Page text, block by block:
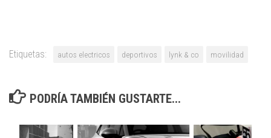
Etiquetas: autos electricos deportivos lynk & co movilidad
PODRÍA TAMBIÉN GUSTARTE...